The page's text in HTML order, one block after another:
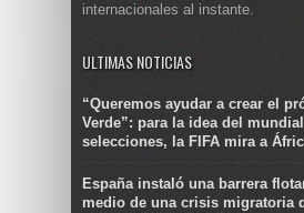
internacionales al instante.
ULTIMAS NOTICIAS
“Queremos ayudar a crear el
Verde”: para la idea del
selecciones, la FIFA mira a
España instaló una barrera
medio de una crisis migratoria